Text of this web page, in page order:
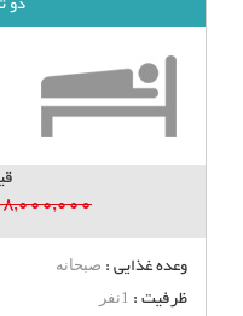
وعده غذایی : صبحانه
ظرفیت : 1نفر